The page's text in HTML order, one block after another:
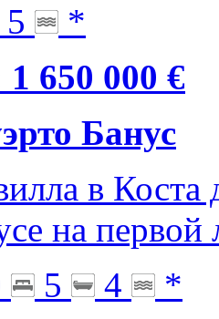
5
*
650 000 €
Банус
в Коста
на
5 4
*